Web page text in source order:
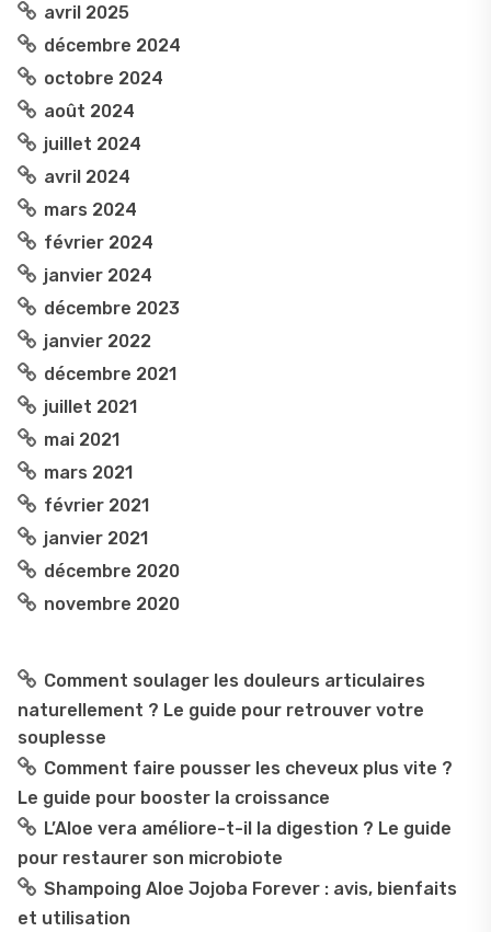
avril 2025
décembre 2024
octobre 2024
août 2024
juillet 2024
avril 2024
mars 2024
février 2024
janvier 2024
décembre 2023
janvier 2022
décembre 2021
juillet 2021
mai 2021
mars 2021
février 2021
janvier 2021
décembre 2020
novembre 2020
Comment soulager les douleurs articulaires
naturellement ? Le guide pour retrouver votre
souplesse
Comment faire pousser les cheveux plus vite ?
Le guide pour booster la croissance
L’Aloe vera améliore-t-il la digestion ? Le guide
pour restaurer son microbiote
Shampoing Aloe Jojoba Forever : avis, bienfaits
et utilisation